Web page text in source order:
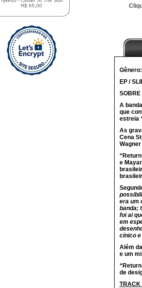
R$ 65,00
EP /
SOBRE
A
que
estreia
As
Cena
e
era um
banda;
foi ai
em
cínico
Além
e um
de
TRACK